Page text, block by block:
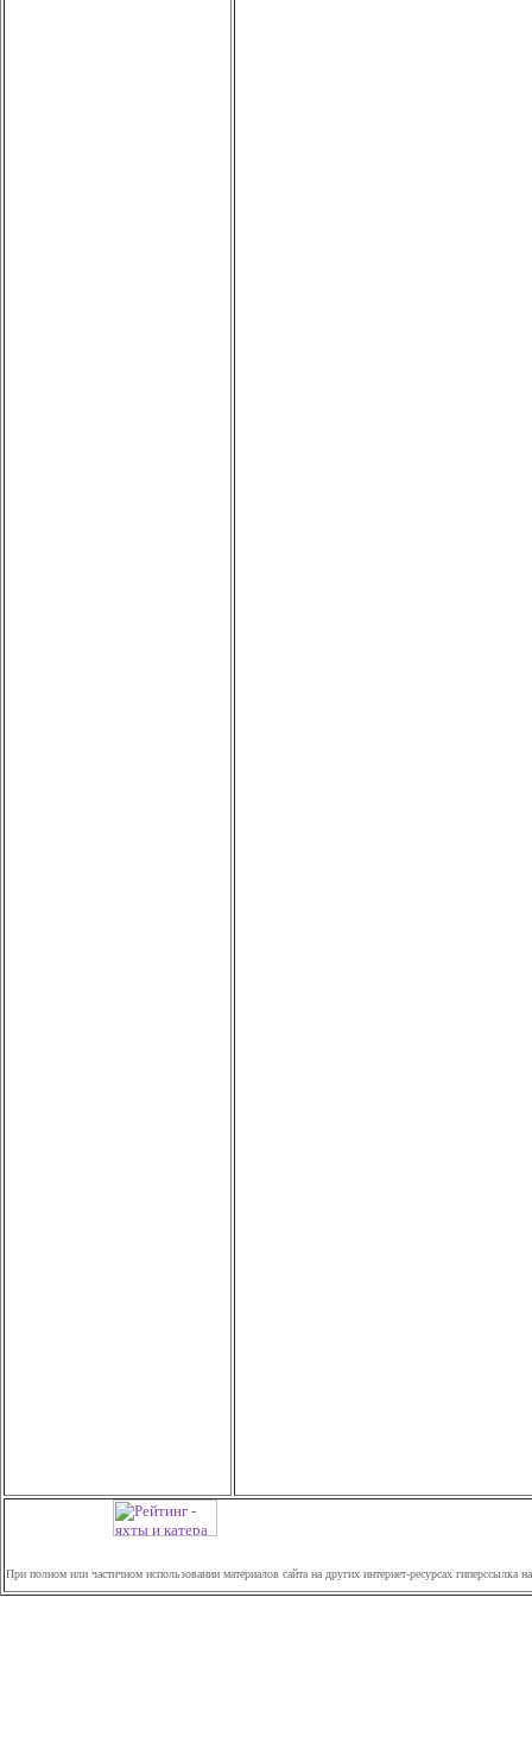
При полном или частичном использовании материалов сайта на других интернет-ресурсах гиперссылка